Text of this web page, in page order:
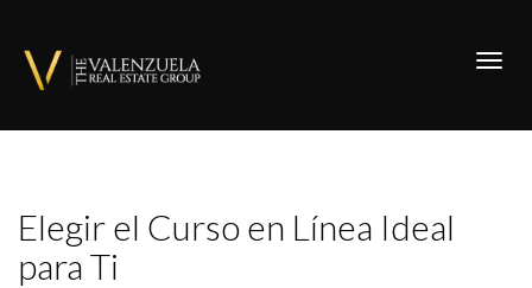
Elegir el Curso en Línea Ideal
para Ti